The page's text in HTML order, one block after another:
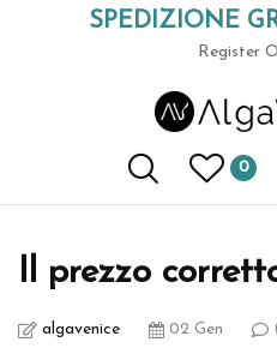
SPEDIZIONE
Register
(+39)
0
cultura bio Il prezzo
Il prezzo
algavenice 02 Gen